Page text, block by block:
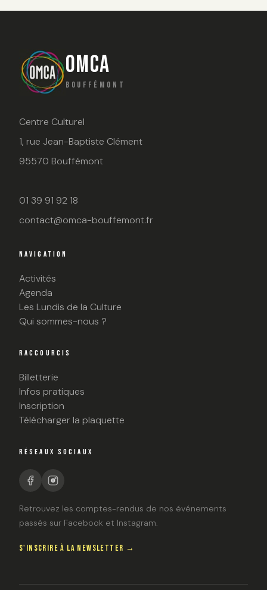
OMCA
BOUFFÉMONT
Centre Culturel
1, rue Jean-Baptiste Clément
95570 Bouffémont
01 39 91 92 18
contact@omca-bouffemont.fr
NAVIGATION
Activités
Agenda
Les Lundis de la Culture
Qui sommes-nous ?
RACCOURCIS
Billetterie
Infos pratiques
Inscription
Télécharger la plaquette
RÉSEAUX SOCIAUX
Retrouvez les comptes-rendus de nos événements
passés sur Facebook et Instagram.
S'INSCRIRE À LA NEWSLETTER →